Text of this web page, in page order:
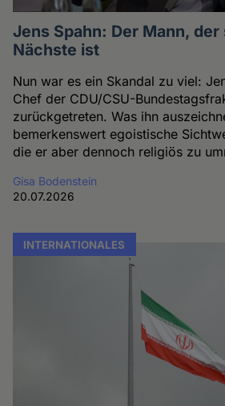
Jens Spahn: Der Mann,
Nächste ist
Nun war es ein Skandal zu viel:
Chef der CDU/CSU-
zurückgetreten. Was ihn
bemerkenswert egoistische
die er aber dennoch religiös zu
Gisa Bodenstein
20.07.2026
INTERNATIONALES